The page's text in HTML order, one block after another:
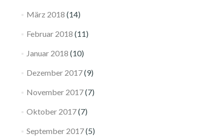
März 2018 (14)
Februar 2018 (11)
Januar 2018 (10)
Dezember 2017(9)
November 2017(7)
Oktober 2017(7)
September 2017(5)